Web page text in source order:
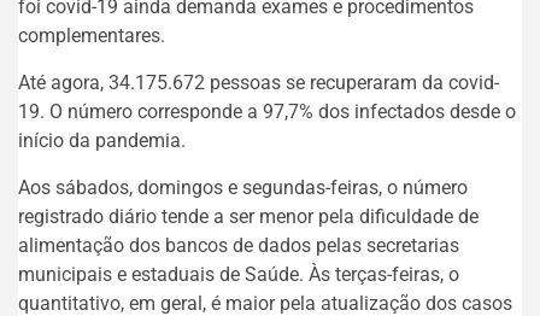
foi covid-19 ainda demanda exames e procedimentos
complementares.
Até agora, 34.175.672 pessoas se recuperaram da covid-
19. O número corresponde a 97,7% dos infectados desde o
início da pandemia.
Aos sábados, domingos e segundas-feiras, o número
registrado diário tende a ser menor pela dificuldade de
alimentação dos bancos de dados pelas secretarias
municipais e estaduais de Saúde. Às terças-feiras, o
quantitativo, em geral, é maior pela atualização dos casos